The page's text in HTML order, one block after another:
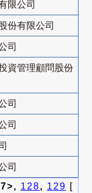
限公司
份有限公司
司
資管理顧問股份
司
司
司
128, 129 [